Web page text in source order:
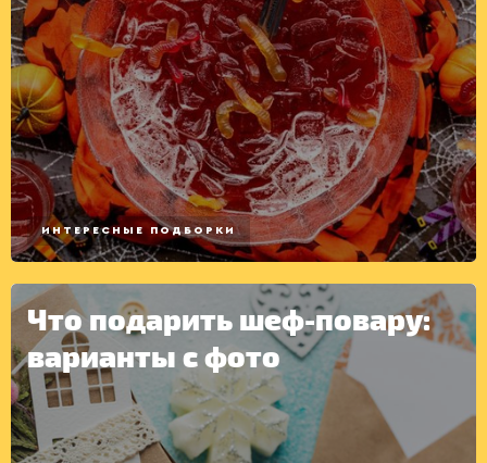
ИНТЕРЕСНЫЕ ПОДБОРКИ
Что подарить шеф-повару:
варианты с фото